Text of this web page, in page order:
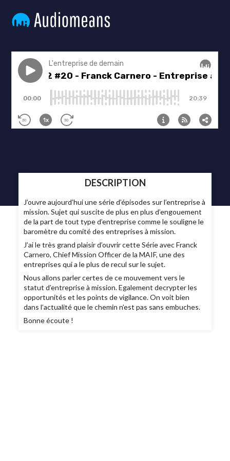
DESCRIPTION
J’ouvre aujourd’hui une série d’épisodes sur l’entreprise à
mission. Sujet qui suscite de plus en plus d’engouement
de la part de tout type d’entreprise comme le souligne le
baromètre du comité des entreprises à mission.
J’ai le très grand plaisir d’ouvrir cette Série avec Franck
Carnero, Chief Mission Officer de la MAIF, une des
entreprises qui a le plus de recul sur le sujet.
Nous allons parler certes de ce mouvement vers le
statut d’entreprise à mission. Egalement decrypter les
opportunités et les points de vigilance. On voit bien
dans l’actualité que le chemin n’est pas sans embuches.
Bonne écoute !